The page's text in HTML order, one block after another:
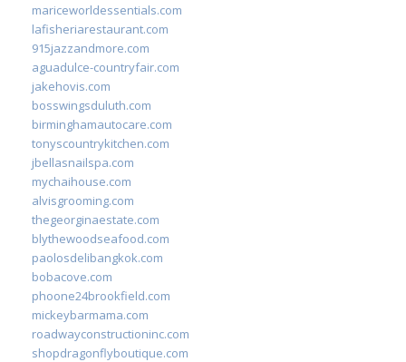
mariceworldessentials.com
lafisheriarestaurant.com
915jazzandmore.com
aguadulce-countryfair.com
jakehovis.com
bosswingsduluth.com
birminghamautocare.com
tonyscountrykitchen.com
jbellasnailspa.com
mychaihouse.com
alvisgrooming.com
thegeorginaestate.com
blythewoodseafood.com
paolosdelibangkok.com
bobacove.com
phoone24brookfield.com
mickeybarmama.com
roadwayconstructioninc.com
shopdragonflyboutique.com